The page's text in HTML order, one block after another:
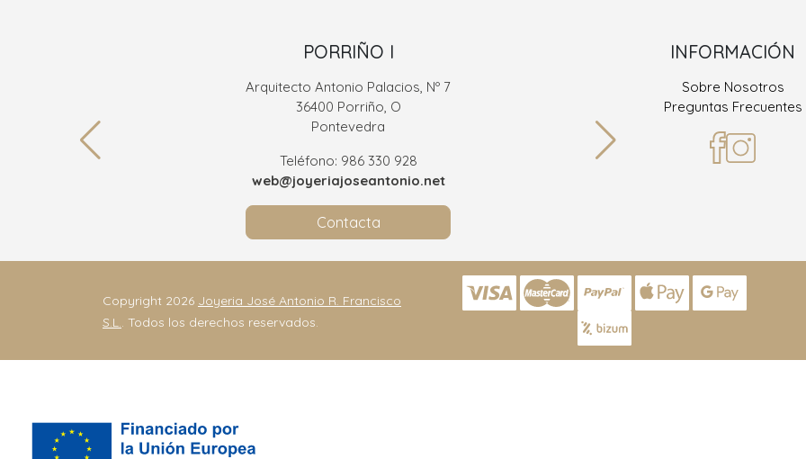
PORRIÑO I
Arquitecto Antonio Palacios, Nº 7
36400 Porriño, O
Pontevedra
Teléfono: 986 330 928
web@joyeriajoseantonio.net
Contacta
INFORMACIÓN
Sobre Nosotros
Preguntas Frecuentes
Copyright 2026 Joyeria José Antonio R. Francisco
S.L.. Todos los derechos reservados.